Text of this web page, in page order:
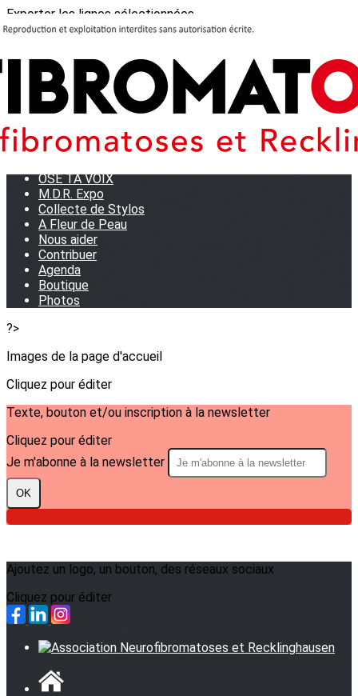
Exporter les lignes sélectionnées
Exporter toutes les colonnes
Journées Partage 2026 - La Rochelle
Les manifestations
OSE TA VOIX
M.D.R. Expo
Collecte de Stylos
A Fleur de Peau
Nous aider
Contribuer
Agenda
Boutique
Photos
?>
Images de la page d'accueil
Cliquez pour éditer
Texte, bouton et/ou inscription à la newsletter
Cliquez pour éditer
Je m'abonne à la newsletter
OK
Ajoutez un logo, un bouton, des réseaux sociaux
Cliquez pour éditer